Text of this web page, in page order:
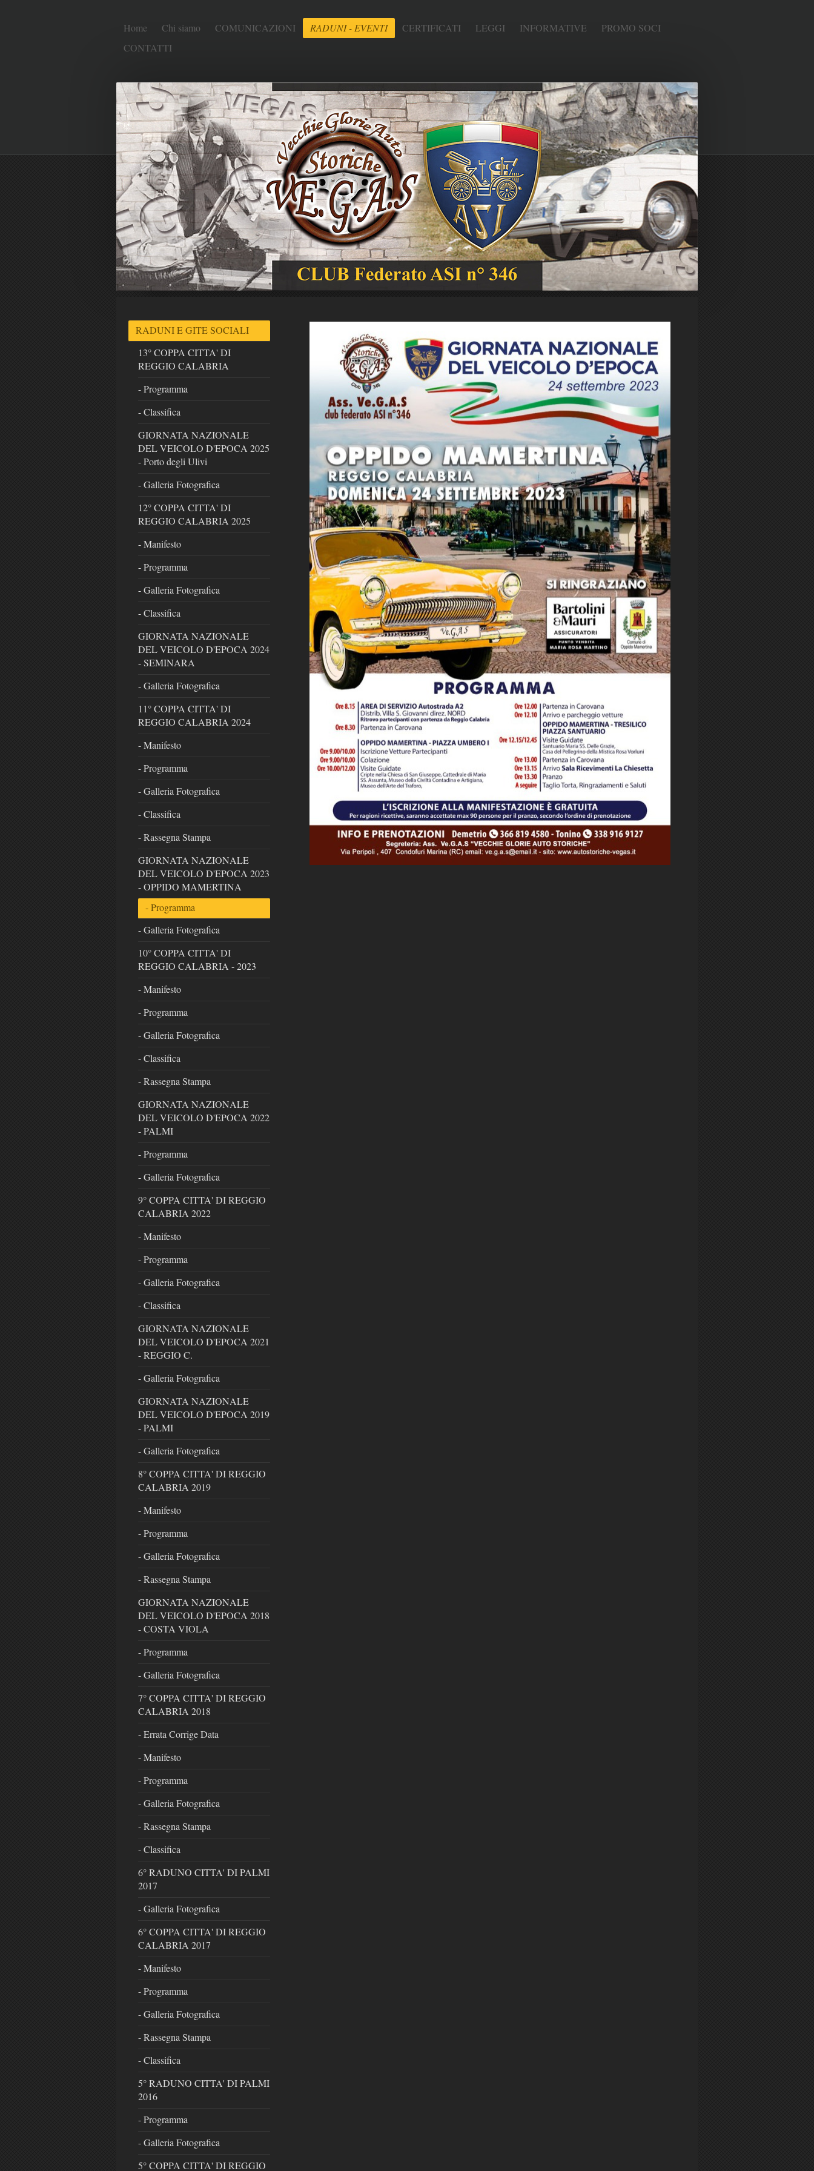
Home Chi siamo COMUNICAZIONI RADUNI - EVENTI CERTIFICATI LEGGI INFORMATIVE
PROMO SOCI
CONTATTI
RADUNI E GITE SOCIALI
13° COPPA CITTA' DI
REGGIO CALABRIA
- Programma
- Classifica
GIORNATA NAZIONALE
DEL VEICOLO D'EPOCA 2025
- Porto degli Ulivi
- Galleria Fotografica
12° COPPA CITTA' DI
REGGIO CALABRIA 2025
- Manifesto
- Programma
- Galleria Fotografica
- Classifica
GIORNATA NAZIONALE
DEL VEICOLO D'EPOCA 2024
- SEMINARA
- Galleria Fotografica
11° COPPA CITTA' DI
REGGIO CALABRIA 2024
- Manifesto
- Programma
- Galleria Fotografica
- Classifica
- Rassegna Stampa
GIORNATA NAZIONALE
DEL VEICOLO D'EPOCA 2023
- OPPIDO MAMERTINA
- Programma
- Galleria Fotografica
10° COPPA CITTA' DI
REGGIO CALABRIA - 2023
- Manifesto
- Programma
- Galleria Fotografica
- Classifica
- Rassegna Stampa
GIORNATA NAZIONALE
DEL VEICOLO D'EPOCA 2022
- PALMI
- Programma
- Galleria Fotografica
9° COPPA CITTA' DI REGGIO
CALABRIA 2022
- Manifesto
- Programma
- Galleria Fotografica
- Classifica
GIORNATA NAZIONALE
DEL VEICOLO D'EPOCA 2021
- REGGIO C.
- Galleria Fotografica
GIORNATA NAZIONALE
DEL VEICOLO D'EPOCA 2019
- PALMI
- Galleria Fotografica
8° COPPA CITTA' DI REGGIO
CALABRIA 2019
- Manifesto
- Programma
- Galleria Fotografica
- Rassegna Stampa
GIORNATA NAZIONALE
DEL VEICOLO D'EPOCA 2018
- COSTA VIOLA
- Programma
- Galleria Fotografica
7° COPPA CITTA' DI REGGIO
CALABRIA 2018
- Errata Corrige Data
- Manifesto
- Programma
- Galleria Fotografica
- Rassegna Stampa
- Classifica
6° RADUNO CITTA' DI PALMI
2017
- Galleria Fotografica
6° COPPA CITTA' DI REGGIO
CALABRIA 2017
- Manifesto
- Programma
- Galleria Fotografica
- Rassegna Stampa
- Classifica
5° RADUNO CITTA' DI PALMI
2016
- Programma
- Galleria Fotografica
5° COPPA CITTA' DI REGGIO